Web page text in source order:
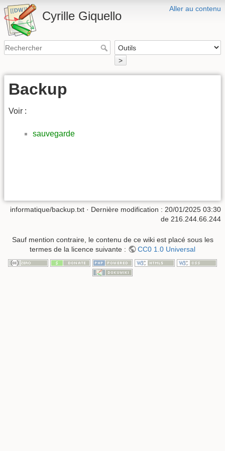
Aller au contenu
Cyrille Giquello
>
Backup
Voir :
sauvegarde
informatique/backup.txt · Dernière modification : 20/01/2025 03:30
de 216.244.66.244
Sauf mention contraire, le contenu de ce wiki est placé sous les
termes de la licence suivante :
CC0 1.0 Universal